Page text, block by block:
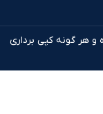
هر گونه کپی برداری